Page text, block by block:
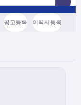
공고등록 이력서등록